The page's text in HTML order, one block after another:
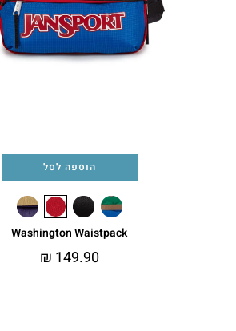
הוספה לסל
Washington Waistpack
₪ 149.90